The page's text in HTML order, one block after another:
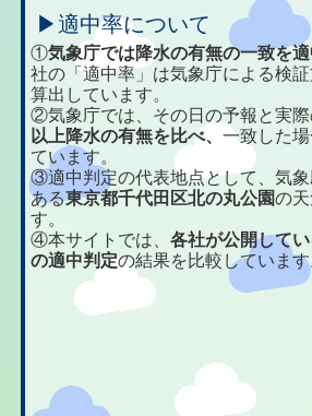
▶適中率について
①気象庁では降水の有無の一致を
社の「適中率」は気象庁による検
算出しています。
②気象庁では、その日の予報と実
以上降水の有無を比べ、一致した
ています。
③適中判定の代表地点として、気
ある東京都千代田区北の丸公園の
す。
④本サイトでは、各社が公開して
の適中判定の結果を比較しています